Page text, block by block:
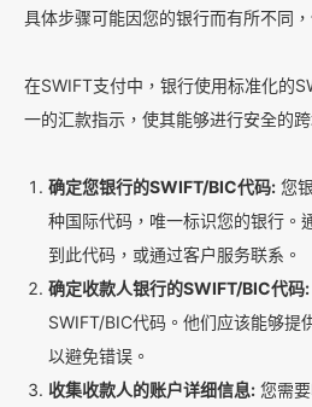
具体步骤可能因您的银行而有所不同
在SWIFT支付中，银行使用标准化的
一的汇款指示，使其能够进行安全的跨
确定您银行的SWIFT/BIC代码: 您
种国际代码，唯一标识您的银行。
到此代码，或通过客户服务联系。
确定收款人银行的SWIFT/BIC代码:
SWIFT/BIC代码。他们应该能够提
以避免错误。
收集收款人的账户详细信息: 您需